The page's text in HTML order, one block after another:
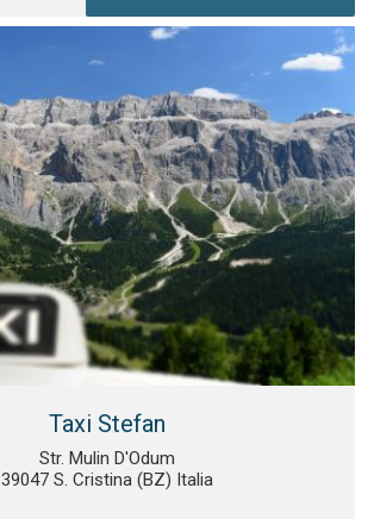
Taxi Stefan
Str. Mulin D'Odum
39047 S. Cristina (BZ) Italia